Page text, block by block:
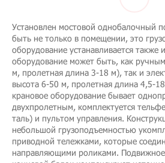
Установлен мостовой однобалочный
быть не только в помещении, это
оборудование устанавливается также
оборудование может быть, как
м, пролетная длина 3-18 м), так и
высота 6-50 м, пролетная длина 4,5-
крановое оборудование бывает
двухпролетным, комплектуется
таль) и пультом управления.
небольшой грузоподъемностью
приводной тележками, которые
направляющими роликами.